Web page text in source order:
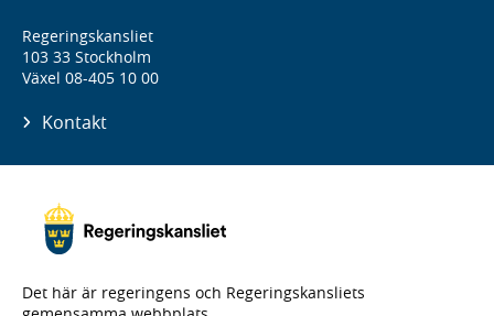
Regeringskansliet
103 33 Stockholm
Växel 08-405 10 00
Kontakt
Det här är regeringens och Regeringskansliets